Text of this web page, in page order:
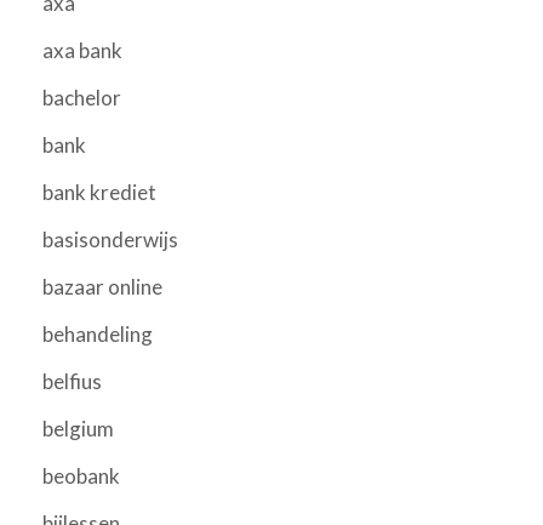
axa bank
bachelor
bank
bank krediet
basisonderwijs
bazaar online
behandeling
belfius
belgium
beobank